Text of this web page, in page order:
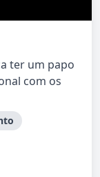
ter um papo
com os